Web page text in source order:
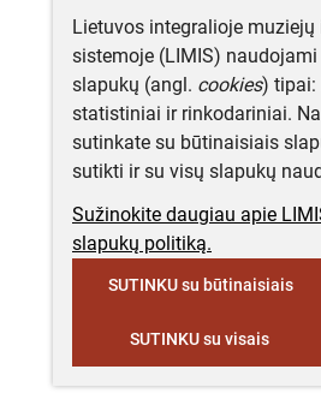
Lietuvos integralioje
sistemoje (LIMIS)
slapukų (angl. cookies) tipai:
statistiniai ir rinkodariniai.
sutinkate su būtinaisiais
sutikti ir su visų slapukų
Sužinokite daugiau apie
slapukų politiką.
SUTINKU su būtinaisiais
SUTINKU su visais